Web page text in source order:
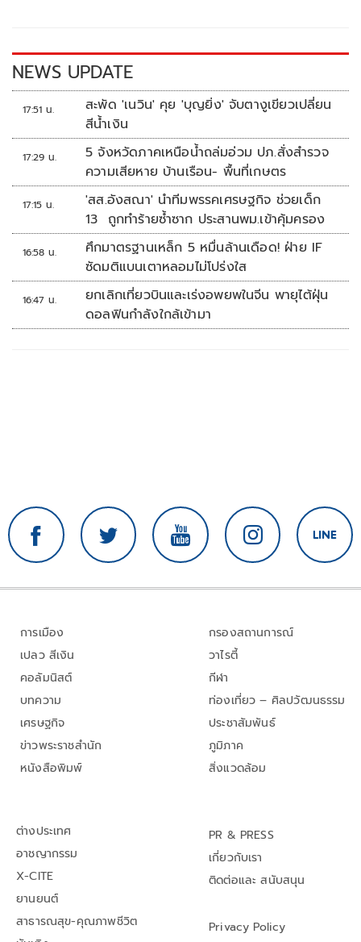
k k
NEWS UPDATE
17:51 น.
สะพัด 'เนวิน' คุย 'บุญยิ่ง' จับตางูเขียวเปลี่ยน
สีน้ำเงิน
17:29 น.
5 จังหวัดภาคเหนือน้ำถล่มอ่วม ปภ.สั่งสำรวจ
ความเสียหาย บ้านเรือน- พื้นที่เกษตร
17:15 น.
'สส.อังสณา' นำทีมพรรคเศรษฐกิจ ช่วยเด็ก
13 ถูกทำร้ายซ้ำซาก ประสานพม.เข้าคุ้มครอง
16:58 น.
ศึกมาตรฐานเหล็ก 5 หมื่นล้านเดือด! ฝ่าย IF
ซัดมติแบนเตาหลอมไม่โปร่งใส
16:47 น.
ยกเลิกเที่ยวบินและเร่งอพยพในจีน พายุไต้ฝุ่น
ดอลฟินกำลังใกล้เข้ามา
การเมือง
เปลว สีเงิน
คอลัมนิสต์
บทความ
เศรษฐกิจ
ข่าวพระราชสำนัก
หนังสือพิมพ์
กรองสถานการณ์
วาไรตี้
กีฬา
ท่องเที่ยว – ศิลปวัฒนธรรม
ประชาสัมพันธ์
ภูมิภาค
สิ่งแวดล้อม
ต่างประเทศ
อาชญากรรม
X-CITE
ยานยนต์
สาธารณสุข-คุณภาพชีวิต
PR & PRESS
เกี่ยวกับเรา
ติดต่อและ สนับสนุน
Privacy Policy